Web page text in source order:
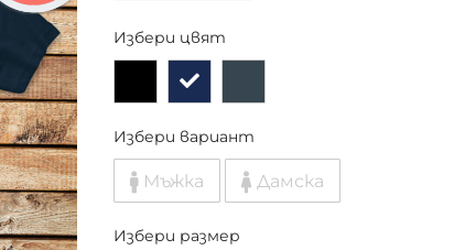
Избери цвят
Избери вариант
Мъжка Дамска
Избери размер